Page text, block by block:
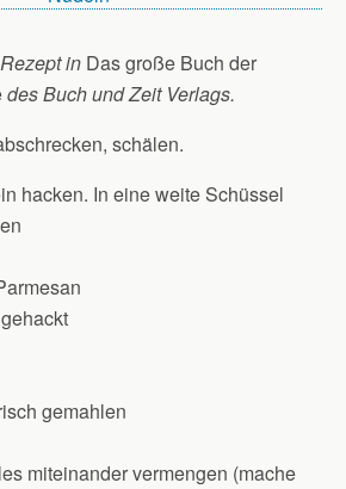
in Das große Buch der
des Buch und Zeit Verlags.
schälen.
hacken. In eine weite Schüssel
gemahlen
miteinander vermengen (mache